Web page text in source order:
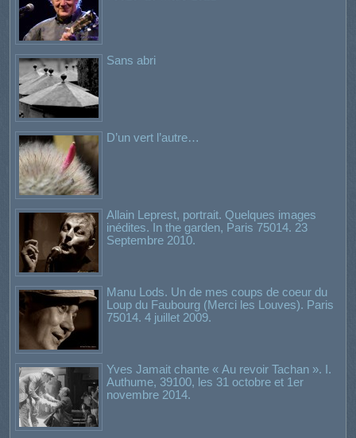
Sans abri
D’un vert l’autre…
Allain Leprest, portrait. Quelques images
inédites. In the garden, Paris 75014. 23
Septembre 2010.
Manu Lods. Un de mes coups de coeur du
Loup du Faubourg (Merci les Louves). Paris
75014. 4 juillet 2009.
Yves Jamait chante « Au revoir Tachan ». I.
Authume, 39100, les 31 octobre et 1er
novembre 2014.